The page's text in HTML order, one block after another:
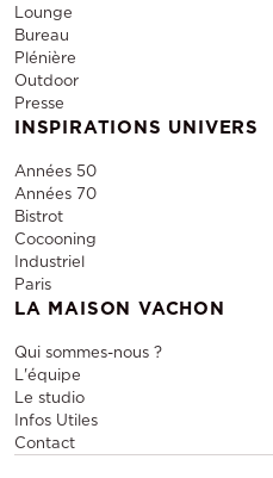
Lounge
Bureau
Plénière
Outdoor
Presse
INSPIRATIONS UNIVERS
Années 50
Années 70
Bistrot
Cocooning
Industriel
Paris
LA MAISON VACHON
Qui sommes-nous ?
L'équipe
Le studio
Infos Utiles
Contact